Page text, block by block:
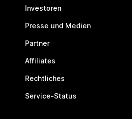
Investoren
Presse und Medien
Partner
Affiliates
Rechtliches
Service-Status